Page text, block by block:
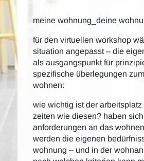
meine wohnung_deine
für den virtuellen workshop
situation angepasst – die
als ausgangspunkt für
spezifische überlegungen
wohnen:
wie wichtig ist der arbeitsplatz
zeiten wie diesen? haben
anforderungen an das
werden die eigenen
wohnung – und in der